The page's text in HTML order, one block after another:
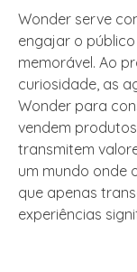
Wonder serve
engajar o
memorável. Ao
curiosidade, as
Wonder para
vendem
transmitem
um mundo onde
que apenas
experiências